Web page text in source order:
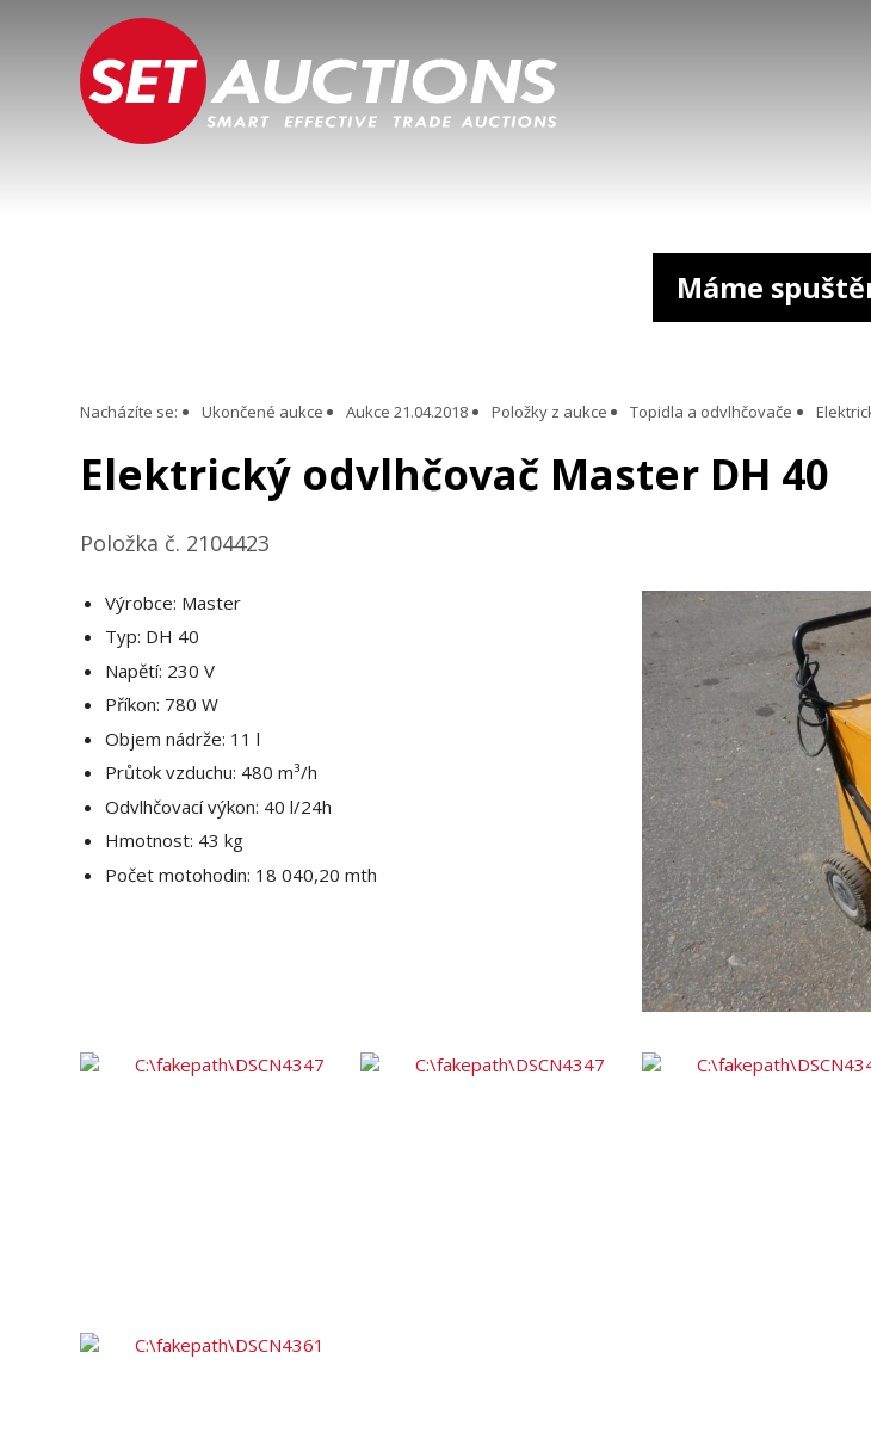
Máme
Nacházíte se: Ukončené aukce Aukce 21.04.2018 Položky z aukce Topidla a odvlhčovače
Elektrický odvlhčovač Master DH 40
Položka č. 2104423
Výrobce: Master
Typ: DH 40
Napětí: 230 V
Příkon: 780 W
Objem nádrže: 11 l
Průtok vzduchu: 480 m³/h
Odvlhčovací výkon: 40 l/24h
Hmotnost: 43 kg
Počet motohodin: 18 040,20 mth